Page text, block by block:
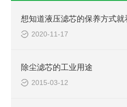
2020-11-17
除尘滤芯的工业用途
2015-03-12